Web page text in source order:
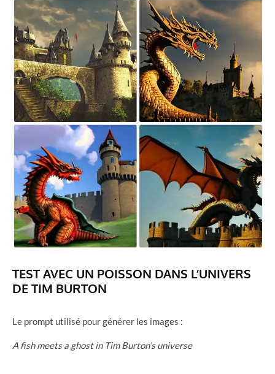
TEST AVEC UN POISSON DANS L’UNIVERS
DE TIM BURTON
Le prompt utilisé pour générer les images :
A fish meets a ghost in Tim Burton’s universe